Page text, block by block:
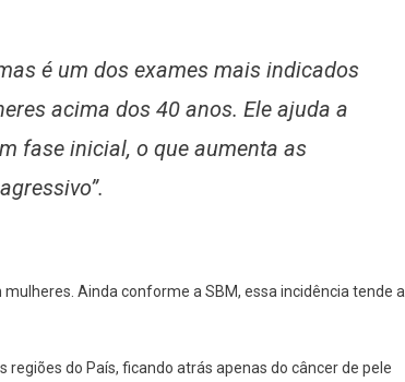
é um dos exames mais indicados
acima dos 40 anos. Ele ajuda a
fase inicial, o que aumenta as
Ainda conforme a SBM, essa incidência tende a
do País, ficando atrás apenas do câncer de pele